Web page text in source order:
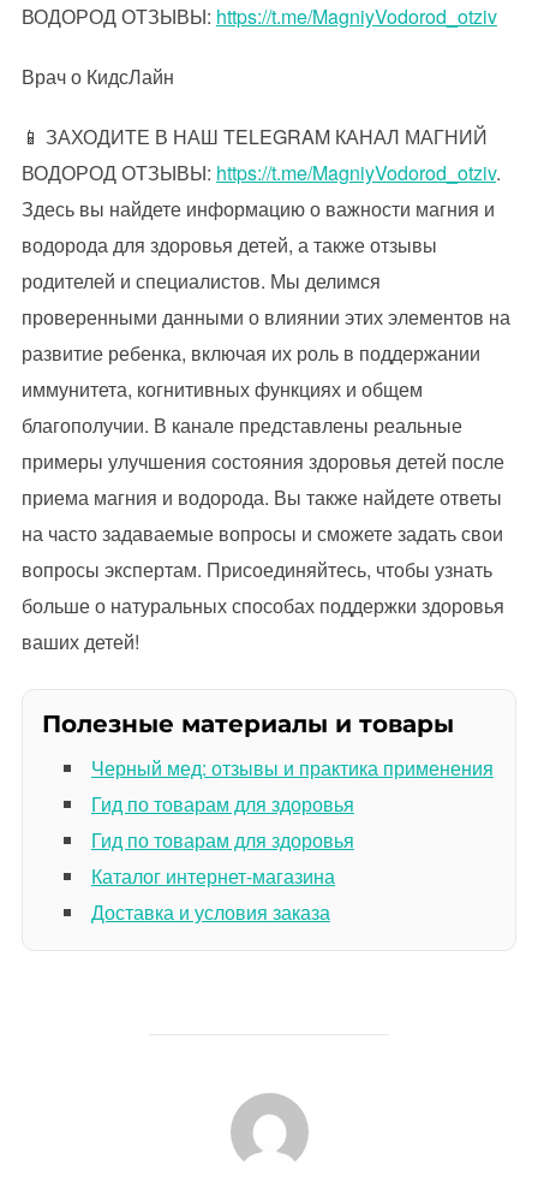
ВОДОРОД ОТЗЫВЫ: https://t.me/MagniyVodorod_otziv
Врач о КидсЛайн
📱 ЗАХОДИТЕ В НАШ TELEGRAM КАНАЛ МАГНИЙ
ВОДОРОД ОТЗЫВЫ: https://t.me/MagniyVodorod_otziv.
Здесь вы найдете информацию о важности магния и
водорода для здоровья детей, а также отзывы
родителей и специалистов. Мы делимся
проверенными данными о влиянии этих элементов на
развитие ребенка, включая их роль в поддержании
иммунитета, когнитивных функциях и общем
благополучии. В канале представлены реальные
примеры улучшения состояния здоровья детей после
приема магния и водорода. Вы также найдете ответы
на часто задаваемые вопросы и сможете задать свои
вопросы экспертам. Присоединяйтесь, чтобы узнать
больше о натуральных способах поддержки здоровья
ваших детей!
Полезные материалы и товары
Черный мед: отзывы и практика применения
Гид по товарам для здоровья
Гид по товарам для здоровья
Каталог интернет-магазина
Доставка и условия заказа
АВТОР ЗАПИСИ